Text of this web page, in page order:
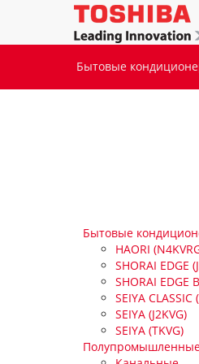
Бытовые
Бытовые
HAORI
SHORAI EDGE
SHORAI EDGE
SEIYA CLASSIC
SEIYA (J2KVG)
SEIYA (TKVG)